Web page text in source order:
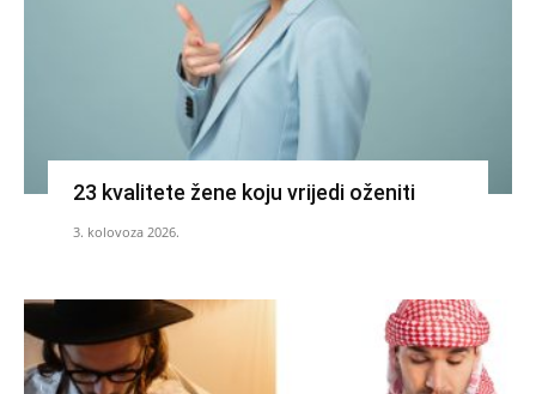
23 kvalitete žene koju vrijedi oženiti
3. kolovoza 2026.